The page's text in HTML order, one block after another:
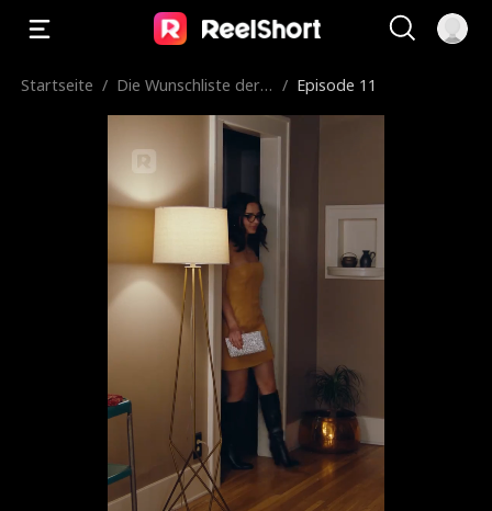
Startseite / Die Wunschliste der J
/ Episode 11